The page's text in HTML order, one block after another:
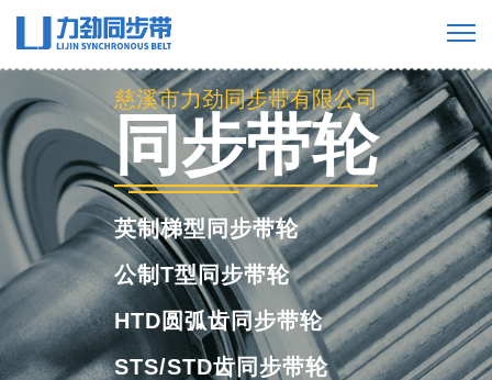
慈溪市力劲同步带有限公司
同步带轮
英制梯型同步带轮
公制T型同步带轮
HTD圆弧齿同步带轮
STS/STD齿同步带轮
慈溪市力劲同步带有限公司